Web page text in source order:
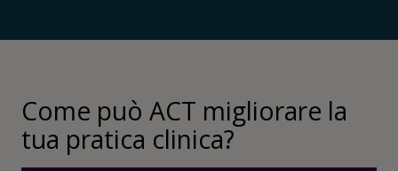
Come può ACT migliorare la
tua pratica clinica?